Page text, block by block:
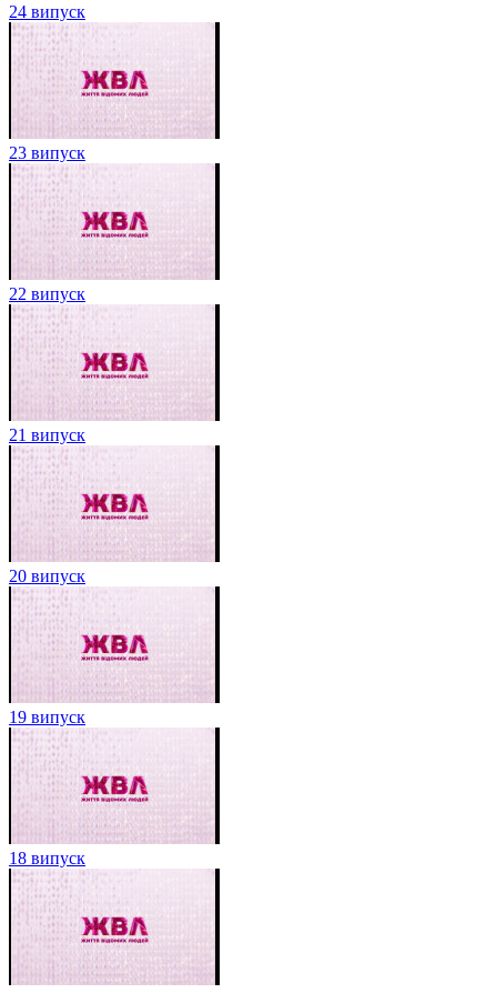
24 випуск
23 випуск
22 випуск
21 випуск
20 випуск
19 випуск
18 випуск